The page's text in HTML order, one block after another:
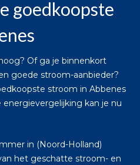
goedkoopste
Of ga je binnenkort
goede stroom-aanbieder?
stroom in Abbenes
energievergelijking kan je nu
in (Noord-Holland)
het geschatte stroom- en